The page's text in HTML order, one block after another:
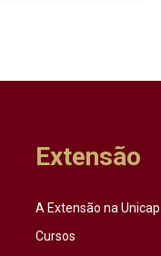
Extensão
A Extensão na Unicap
Cursos